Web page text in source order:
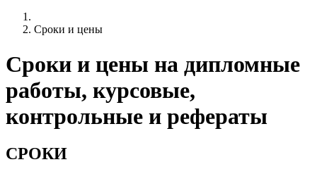
Сроки и цены
Сроки и цены на дипломные
работы, курсовые,
контрольные и рефераты
СРОКИ